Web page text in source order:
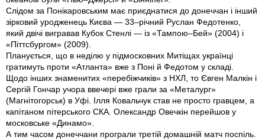
Слідом за Понікаровським має приєднатися до донеччан і інший
зірковий уродженець Києва — 33–річний Руслан Федотенко,
який двічі вигравав Кубок Стенлі — із «Тампою–Бей» (2004) і
«Піттсбургом» (2009).
Планується, що в неділю у підмосковних Митіщах українці
гратимуть проти «Атланта» вже з Поні й Федотом у складі.
Щодо інших знаменитих «перебіжчиків» з НХЛ, то Євген Малкін і
Сергій Гончар учора ввечері вже грали за «Металург»
(Магнітогорськ) в Уфі. Ілля Ковальчук став не просто гравцем, а
капітаном пітерського СКА. Олександр Овечкін перейшов у
московське «Динамо».
А тим часом донеччани програли третій домашній матч поспіль.